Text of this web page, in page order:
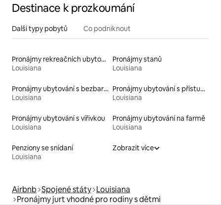
Destinace k prozkoumání
Další typy pobytů Co podniknout
Pronájmy rekreačních ubytování
Louisiana
Pronájmy stanů
Louisiana
Pronájmy ubytování s bezbariérovou toaletou
Louisiana
Pronájmy ubytování s přístupem k jezeru
Louisiana
Pronájmy ubytování s vířivkou
Louisiana
Pronájmy ubytování na farmě
Louisiana
Penziony se snídaní
Louisiana
Zobrazit více
Airbnb Spojené státy Louisiana
Pronájmy jurt vhodné pro rodiny s dětmi